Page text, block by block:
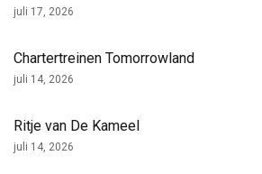
juli 17, 2026
Chartertreinen Tomorrowland
juli 14, 2026
Ritje van De Kameel
juli 14, 2026